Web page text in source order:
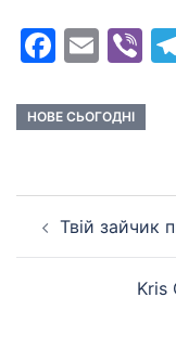
НОВЕ СЬОГОДНІ
navigation
Твій зайчик
Kris